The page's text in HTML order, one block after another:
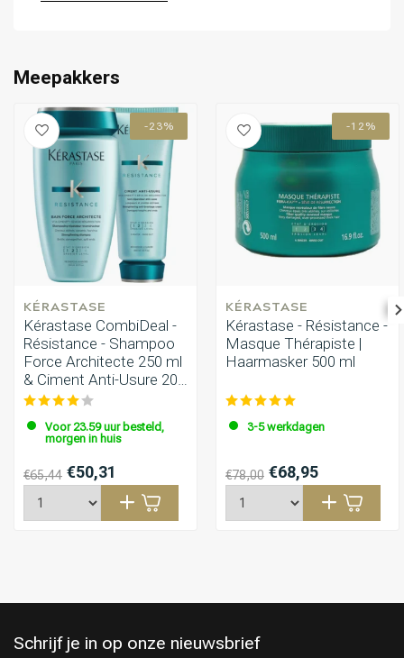
Meepakkers
-23%
KÉRASTASE
Kérastase CombiDeal -
Résistance - Shampoo
Force Architecte 250 ml
& Ciment Anti-Usure 200
ml
Voor 23.59 uur besteld,
morgen in huis
€65,44 €50,31
-12%
KÉRASTASE
Kérastase - Résistance -
Masque Thérapiste |
Haarmasker 500 ml
3-5 werkdagen
€78,00 €68,95
Schrijf je in op onze nieuwsbrief